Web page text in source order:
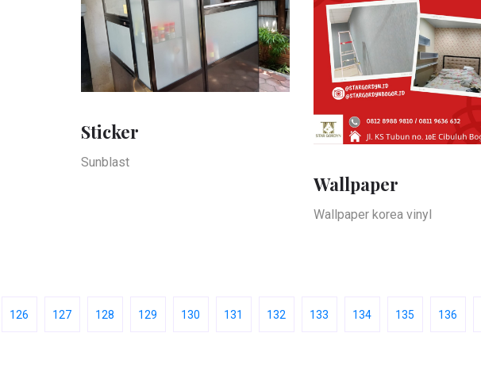
Sticker
Sunblast
Wallpaper
Wallpaper korea vinyl
126 127 128 129 130 131 132 133 134 135 136